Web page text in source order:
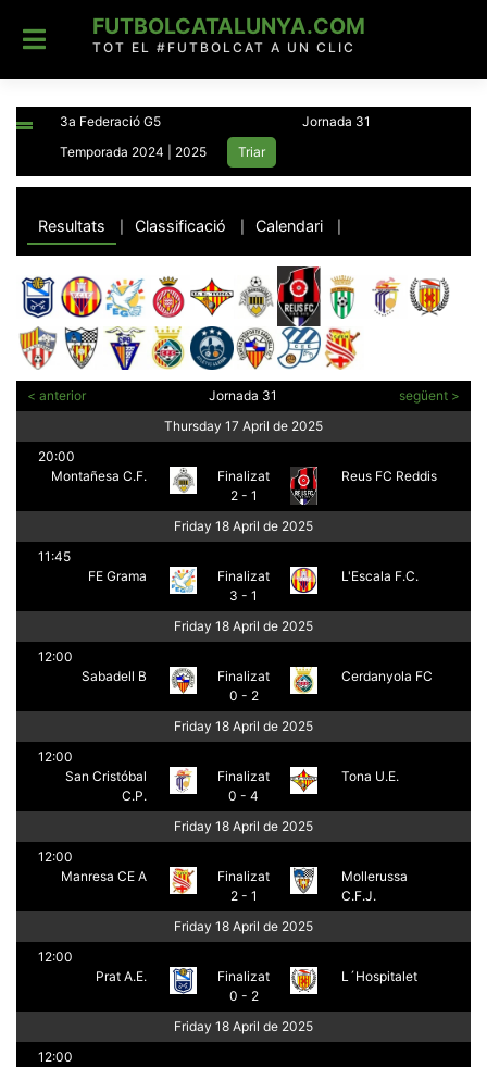
content
FUTBOLCATALUNYA.COM
TOT EL #FUTBOLCAT A UN CLIC
Resultats Classificació Calendari
< anterior Jornada 31
següent >
Thursday 17 April de 2025
20:00
Montañesa C.F.
Finalizat
2 - 1
Reus FC Reddis
Friday 18 April de 2025
11:45
FE Grama
Finalizat
3 - 1
L'Escala F.C.
Friday 18 April de 2025
12:00
Sabadell B
Finalizat
0 - 2
Cerdanyola FC
Friday 18 April de 2025
12:00
San Cristóbal
C.P.
Finalizat
0 - 4
Tona U.E.
Friday 18 April de 2025
12:00
Manresa CE A
Finalizat
2 - 1
Mollerussa
C.F.J.
Friday 18 April de 2025
12:00
Prat A.E.
Finalizat
0 - 2
L´Hospitalet
Friday 18 April de 2025
12:00
Necessàries
Aquestes
són
opcionals,
necessàries
per al
tècnic de la
web.
Recopilem
dades
estadístiques
de manera
anònima d'ús
per a millorar
la funcionalitat
i la seva
estructura.